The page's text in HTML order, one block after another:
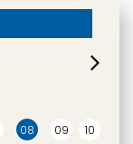
08 09
10